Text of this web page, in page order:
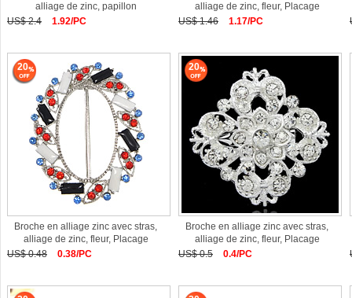
alliage de zinc, papillon
US$ 2.4
1.92/PC
alliage de zinc, fleur, Placage
US$ 1.46
1.17/PC
20
Broche en alliage zinc avec stras,
alliage de zinc, fleur, Placage
US$ 0.48
0.38/PC
20
Broche en alliage zinc avec stras,
alliage de zinc, fleur, Placage
US$ 0.5
0.4/PC